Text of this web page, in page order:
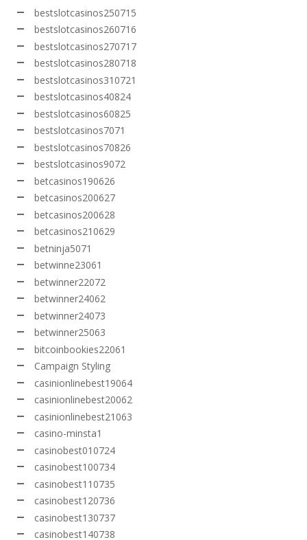
bestslotcasinos250715
bestslotcasinos260716
bestslotcasinos270717
bestslotcasinos280718
bestslotcasinos310721
bestslotcasinos40824
bestslotcasinos60825
bestslotcasinos7071
bestslotcasinos70826
bestslotcasinos9072
betcasinos190626
betcasinos200627
betcasinos200628
betcasinos210629
betninja5071
betwinne23061
betwinner22072
betwinner24062
betwinner24073
betwinner25063
bitcoinbookies22061
Campaign Styling
casinionlinebest19064
casinionlinebest20062
casinionlinebest21063
casino-minsta1
casinobest010724
casinobest100734
casinobest110735
casinobest120736
casinobest130737
casinobest140738